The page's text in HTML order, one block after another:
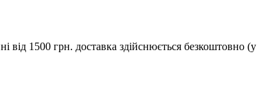
від 1500 грн. доставка здійснюється безкоштовно (у